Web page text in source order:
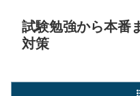
試験勉強から本番
対策